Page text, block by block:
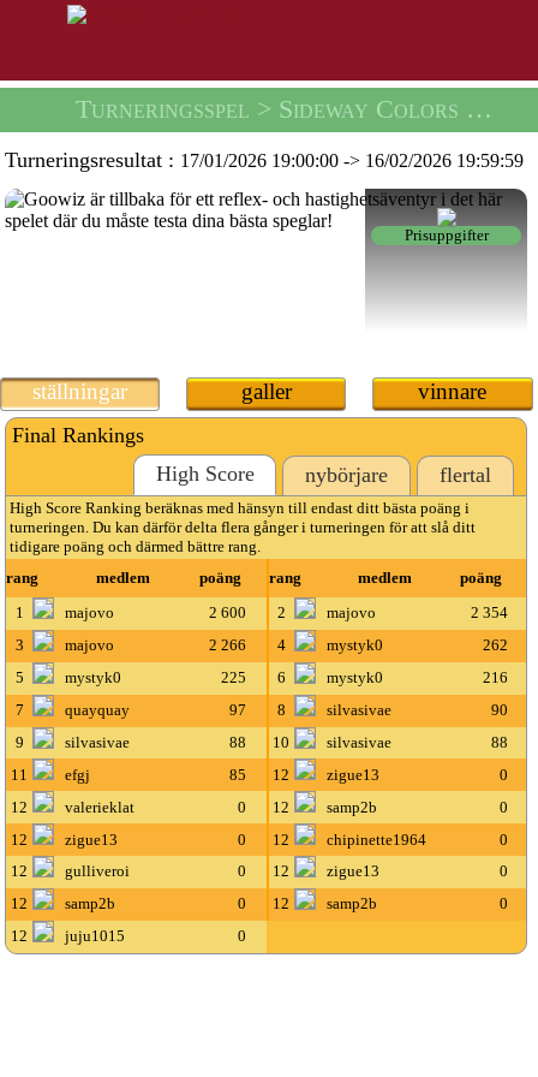
Turneringsspel > Sideway Colors Tournament -
Turneringsresultat : 17/01/2026 19:00:00 -> 16/02/2026 19:59:59
Prisuppgifter
ställningar galler vinnare
Final Rankings
High Score
nybörjare flertal
High Score Ranking beräknas med hänsyn till endast ditt bästa poäng i
turneringen. Du kan därför delta flera gånger i turneringen för att slå ditt
tidigare poäng och därmed bättre rang.
rang
medlem poäng rang medlem
poäng
1
majovo 2 600 2 majovo
2 354
3
majovo 2 266 4 mystyk0
262
5
mystyk0 225 6 mystyk0
216
7
quayquay 97 8 silvasivae
90
9
silvasivae 88 10 silvasivae
88
11
efgj 85 12 zigue13
0
12
valerieklat 0 12 samp2b
0
12
zigue13 0 12 chipinette1964
0
12
gulliveroi 0 12 zigue13
0
12
samp2b 0 12 samp2b
0
12
juju1015 0